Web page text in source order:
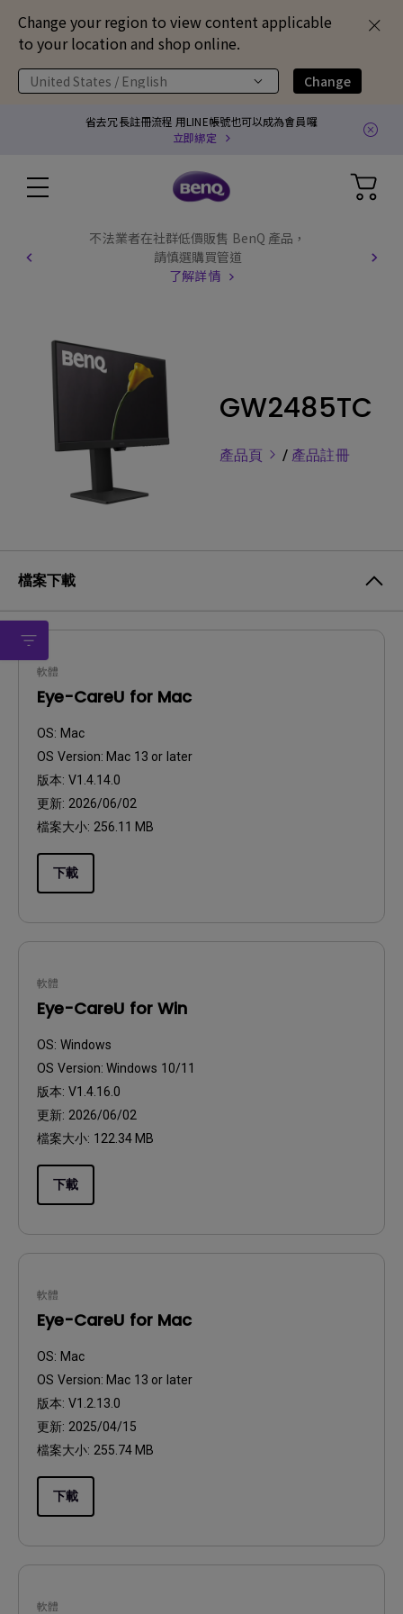
Change your region to view content applicable
to your location and shop online.
United States / English Change
省去冗長註冊流程 用LINE帳號也可以成為會員囉
立即綁定
不法業者在社群低價販售 BenQ 產品，
請慎選購買管道
了解詳情
GW2485TC
產品頁 / 產品註冊
檔案下載
軟體
Eye-CareU for Mac
OS: Mac
OS Version: Mac 13 or later
版本: V1.4.14.0
更新: 2026/06/02
檔案大小: 256.11 MB
下載
軟體
Eye-CareU for Win
OS: Windows
OS Version: Windows 10/11
版本: V1.4.16.0
更新: 2026/06/02
檔案大小: 122.34 MB
下載
軟體
Eye-CareU for Mac
OS: Mac
OS Version: Mac 13 or later
版本: V1.2.13.0
更新: 2025/04/15
檔案大小: 255.74 MB
下載
軟體